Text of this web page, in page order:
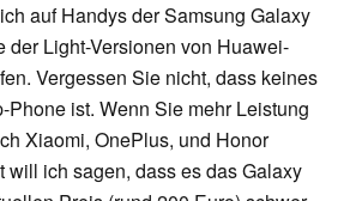
auf Handys der Samsung Galaxy
der Light-Versionen von Huawei-
Vergessen Sie nicht, dass keines
ist. Wenn Sie mehr Leistung
Xiaomi, OnePlus, und Honor
will ich sagen, dass es das Galaxy